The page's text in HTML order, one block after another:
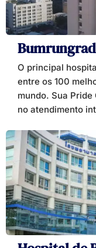
O principal
entre os 100
mundo. Sua
no atendimento